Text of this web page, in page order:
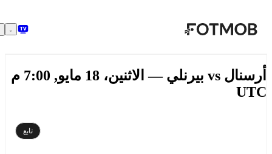
تخطَّ إلى المحتوى الرئيسي
أرسنال vs بيرنلي — الاثنين، 18 مايو, 7:00 م
تابع